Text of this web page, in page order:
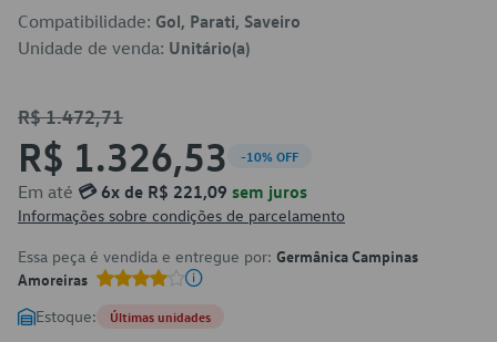
Compatibilidade: Gol, Parati, Saveiro
Unidade de venda: Unitário(a)
R$ 1.472,71
R$ 1.326,53 -10% OFF
Em até 💳 6x de R$ 221,09 sem juros
Informações sobre condições de parcelamento
Essa peça é vendida e entregue por: Germânica Campinas
Amoreiras
Estoque: Últimas unidades